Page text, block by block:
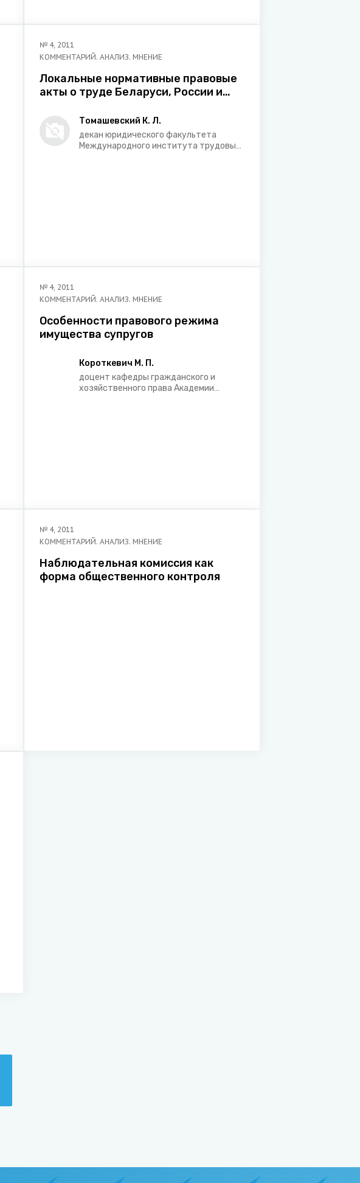
№ 4, 2011
КОММЕНТАРИЙ. АНАЛИЗ. МНЕНИЕ
Локальные нормативные правовые
акты о труде Беларуси, России и
Томашевский К. Л.
декан юридического факультета
Международного института трудовых
№ 4, 2011
КОММЕНТАРИЙ. АНАЛИЗ. МНЕНИЕ
Особенности правового режима
имущества супругов
Короткевич М. П.
доцент кафедры гражданского и
хозяйственного права Академии
№ 4, 2011
КОММЕНТАРИЙ. АНАЛИЗ. МНЕНИЕ
Наблюдательная комиссия как
форма общественного контроля